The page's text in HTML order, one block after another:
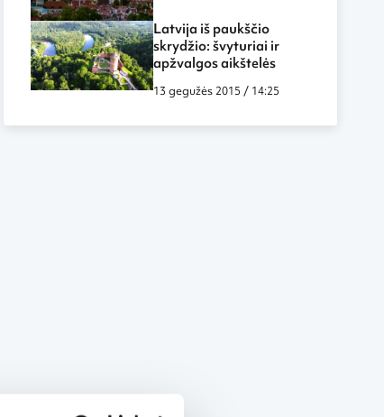
Latvija iš paukščio
skrydžio: švyturiai ir
apžvalgos aikštelės
13 gegužės 2015 / 14:25